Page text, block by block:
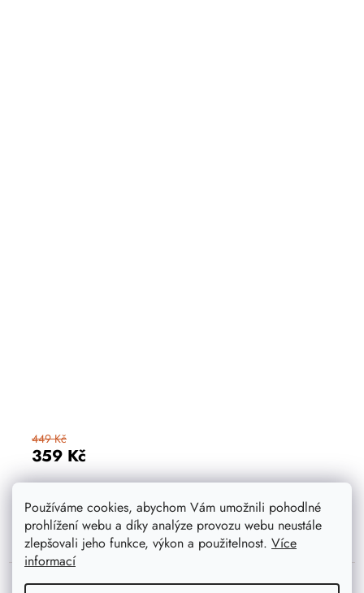
Používáme cookies, abychom Vám umožnili pohodlné
prohlížení webu a díky analýze provozu webu neustále
zlepšovali jeho funkce, výkon a použitelnost. Více
informací
359 Kč
449 Kč
DETAIL